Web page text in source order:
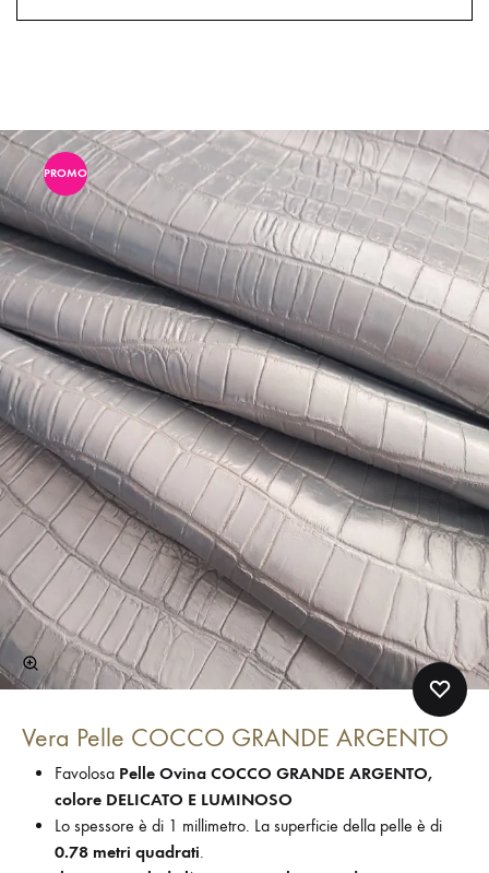
PROMO
Vera Pelle COCCO GRANDE ARGENTO
Favolosa Pelle Ovina COCCO GRANDE ARGENTO,
colore DELICATO E LUMINOSO
Lo spessore è di 1 millimetro. La superficie della pelle è di
0.78 metri quadrati.